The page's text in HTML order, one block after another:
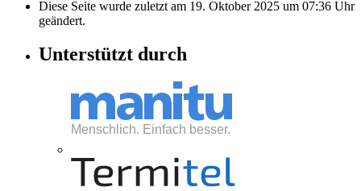
Diese Seite wurde zuletzt am 19. Oktober 2025 um 07:36 Uhr
geändert.
Unterstützt durch